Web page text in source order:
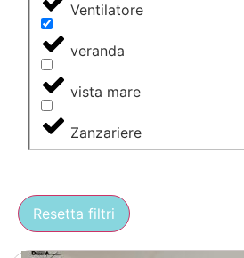
Ventilatore
veranda
vista mare
Zanzariere
Resetta filtri